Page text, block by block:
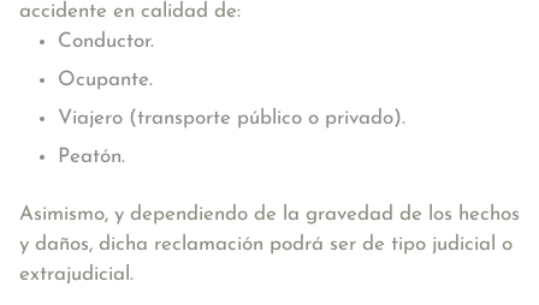
accidente en calidad de:
Conductor.
Ocupante.
Viajero (transporte público o privado).
Peatón.
Asimismo, y dependiendo de la gravedad de los hechos
y daños, dicha reclamación podrá ser de tipo judicial o
extrajudicial.